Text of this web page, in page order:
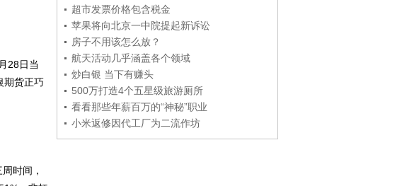
超市发票价格包含税金
苹果将向北京一中院提起新诉讼
房子不用该怎么放？
航天活动几乎涵盖各个领域
炒白银 当下有赚头
500万打造4个五星级旅游厕所
看看那些年薪百万的“神秘”职业
小米返修因代工厂为二流作坊
28日当
期货正巧
时间，